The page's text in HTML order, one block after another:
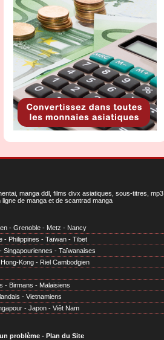
manga ddl, films divx asiatiques, sous-titres, mp3
de manga et de scantrad manga
- Grenoble - Metz - Nancy
- Philippines - Taïwan - Tibet
- Singapouriennes - Taïwanaises
Kong - Riel Cambodgien
- Birmans - Malaisiens
- Vietnamiens
- Japon - Viêt Nam
problème- Plan du Site